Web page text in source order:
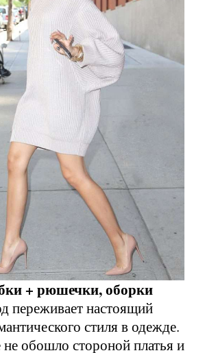
+ рюшечки, оборки
переживает настоящий
стиля в одежде.
обошло стороной платья и